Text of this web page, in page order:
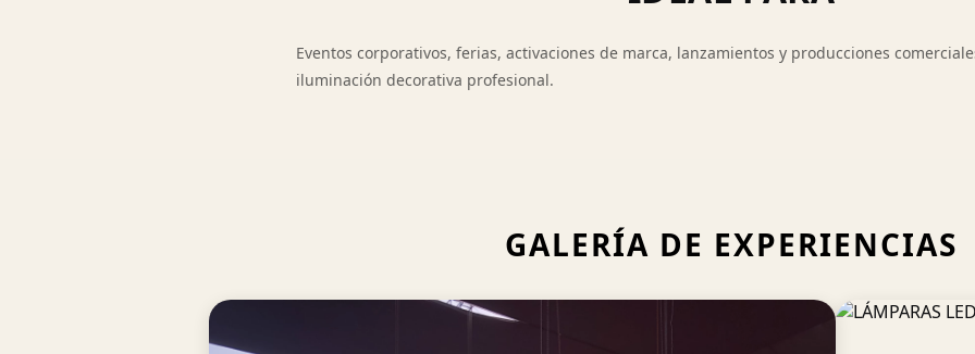
Eventos corporativos, ferias, activaciones de marca, lanzamientos y producciones
iluminación decorativa profesional.
GALERÍA DE EXPERIENCIAS